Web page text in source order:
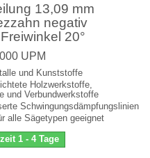
13,09 mm
negativ
20°
UPM
und Kunststoffe
Holzwerkstoffe,
und Verbundwerkstoffe
Schwingungsdämpfungslinien
alle Sägetypen geeignet
1 - 4 Tage